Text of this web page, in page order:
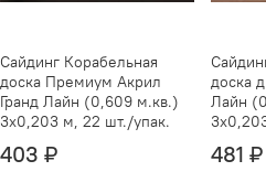
Сайдинг Корабельная
доска Премиум Акрил
Гранд Лайн (0,609 м.кв.)
3х0,203 м, 22 шт./упак.
403 ₽
доска
Лайн
481 ₽